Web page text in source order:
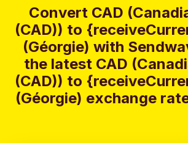
Convert CAD
(CAD)) to
(Géorgie) with
the latest CAD
(CAD)) to
(Géorgie) exchange